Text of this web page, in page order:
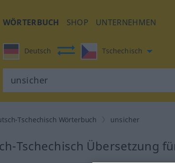
WÖRTERBUCH SHOP UNTERNEHMEN
Deutsch Tschechisch
Tschechisch Wörterbuch unsicher
Tschechisch Übersetzung